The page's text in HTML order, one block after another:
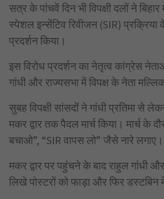
सत्र के पांचवें दिन भी विपक्षी दलों ने
स्पेशल इन्सेंटिव रिवीजन (SIR) प्रक्रिया
प्रदर्शन किया।
इस विरोध प्रदर्शन का नेतृत्व कांग्रेस
गांधी और राज्यसभा में विपक्ष के नेता
सुबह विपक्षी सांसदों ने गांधी प्रतिमा से
मकर द्वार तक पैदल मार्च किया। मार्च के
बचाओ”, “SIR वापस लो” जैसे नारे लगाए।
मकर द्वार पर पहुंचने के बाद राहुल गांधी
लिखे पोस्टरों को फाड़ा और फिर डस्टबिन